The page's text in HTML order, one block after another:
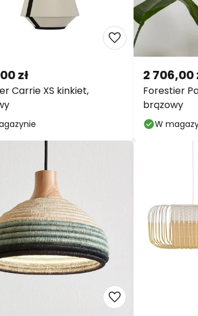
Carrie XS kinkiet,
zł
Forestier
brązowy
2 706,00
W